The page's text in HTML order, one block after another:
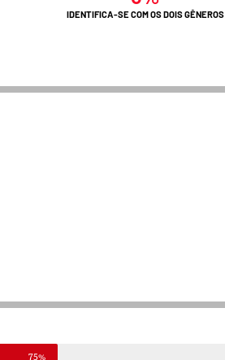
IDENTIFICA-SE COM OS DOIS GÊNEROS
75%